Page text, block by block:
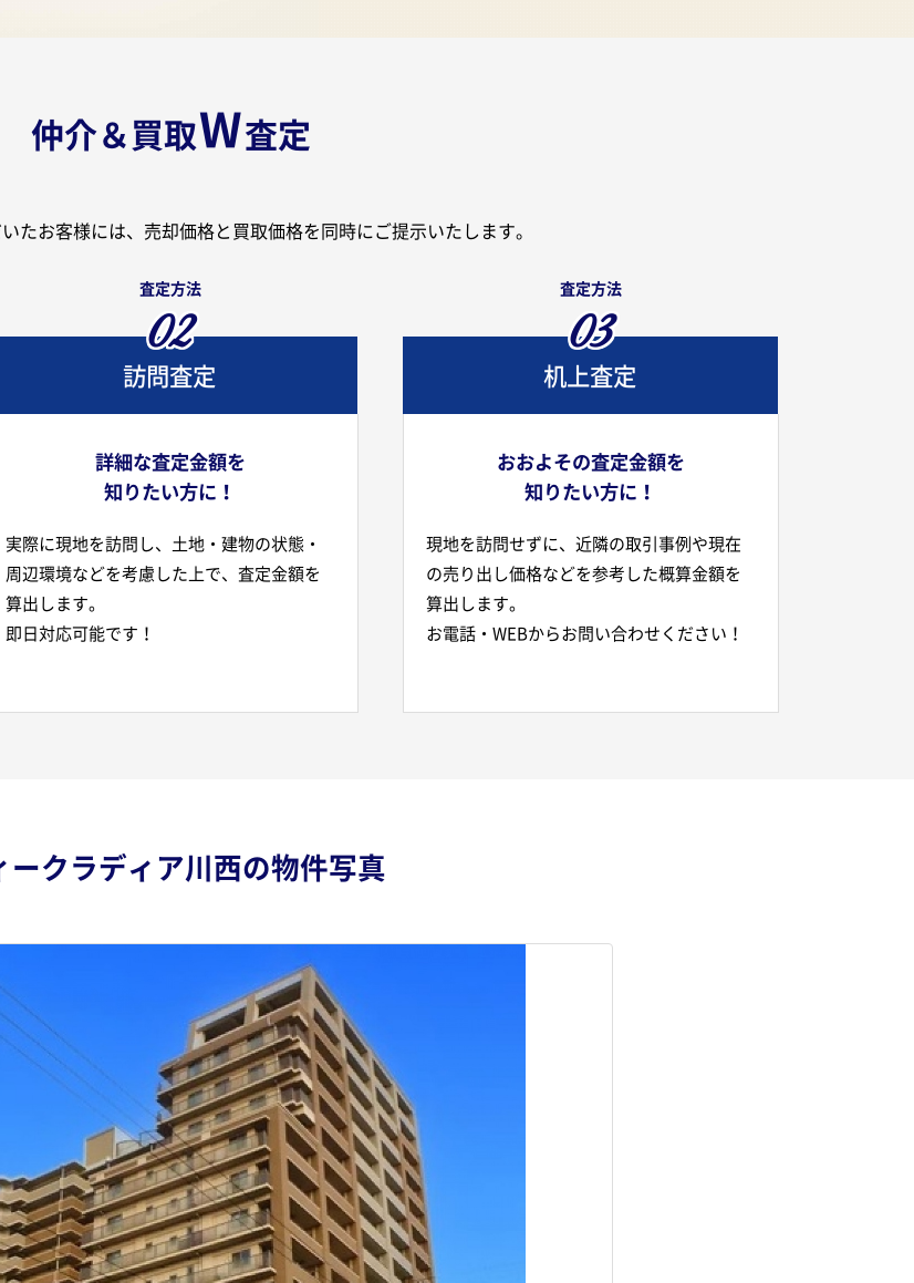
仲介＆買取W査定
たお客様には、売却価格と買取価格を同時にご提示いたします。
査定方法
02
訪問査定
詳細な査定金額を
知りたい方に！
実際に現地を訪問し、土地・建物の状態・
周辺環境などを考慮した上で、査定金額を
算出します。
即日対応可能です！
査定方法
03
机上査定
おおよその査定金額を
知りたい方に！
現地を訪問せずに、近隣の取引事例や現在
の売り出し価格などを参考した概算金額を
算出します。
お電話・WEBからお問い合わせください！
ークラディア川西の物件写真